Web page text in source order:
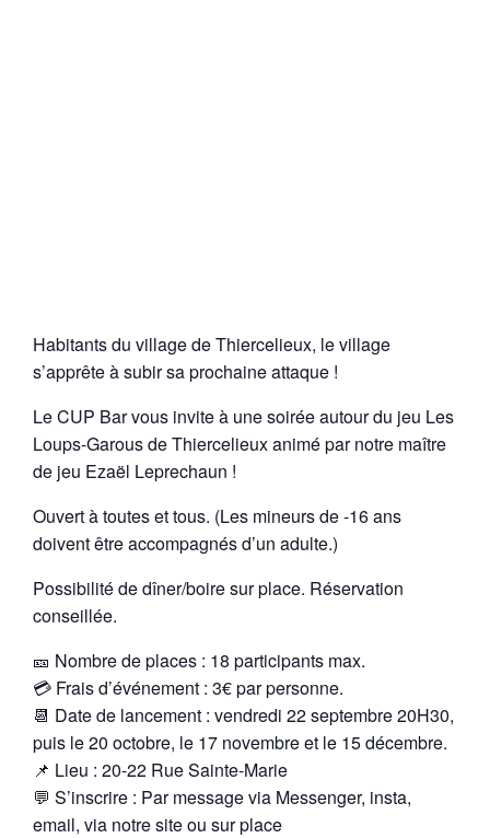
Habitants du village de Thiercelieux, le village
s’apprête à subir sa prochaine attaque !
Le CUP Bar vous invite à une soirée autour du jeu Les
Loups-Garous de Thiercelieux animé par notre maître
de jeu Ezaël Leprechaun !
Ouvert à toutes et tous. (Les mineurs de -16 ans
doivent être accompagnés d’un adulte.)
Possibilité de dîner/boire sur place. Réservation
conseillée.
🎫 Nombre de places : 18 participants max.
💳 Frais d’événement : 3€ par personne.
📆 Date de lancement : vendredi 22 septembre 20H30,
puis le 20 octobre, le 17 novembre et le 15 décembre.
📌 Lieu : 20-22 Rue Sainte-Marie
💬 S’inscrire : Par message via Messenger, insta,
email, via notre site ou sur place